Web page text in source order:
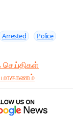
Arrested
Police
மாகாணம்